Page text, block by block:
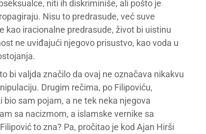
niti ih diskriminiše, ali pošto je
Nisu to predrasude, već suve
kao iracionalne predrasude, život bi uistinu
ne uviđajući njegovo prisustvo, kao voda u
bi valjda značilo da ovaj ne označava nikakvu
Drugim rečima, po Filipoviću,
sam pojam, a ne tek neka njegova
sa nacizmom, a islamske vernike sa
to zna? Pa, pročitao je kod Ajan Hirši